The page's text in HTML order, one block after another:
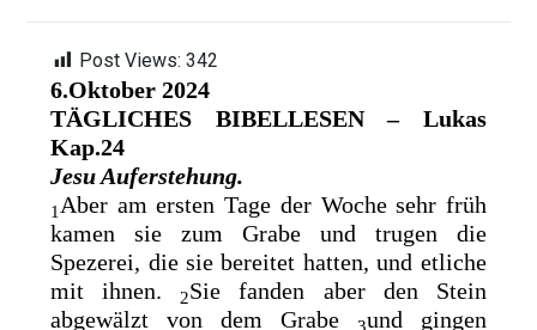
Post Views: 342
6.Oktober 2024
TÄGLICHES BIBELLESEN – Lukas
Kap.24
Jesu Auferstehung.
1Aber am ersten Tage der Woche sehr früh
kamen sie zum Grabe und trugen die
Spezerei, die sie bereitet hatten, und etliche
mit ihnen.
2Sie fanden aber den Stein
abgewälzt von dem Grabe
und gingen